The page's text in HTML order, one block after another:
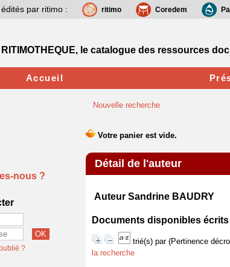
Nouvelle recherche
Détail de l'auteur
Auteur Sandrine BAUDRY
Documents disponibles
trié(s) par (Pertinence
la recherche
par ritimo : ritimo Coredem
RITIMOTHEQUE, le catalogue des ressources
Accueil
nous ?
?